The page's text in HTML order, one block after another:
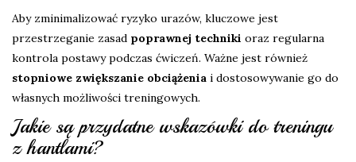
Aby zminimalizować ryzyko urazów, kluczowe jest
przestrzeganie zasad poprawnej techniki oraz regularna
kontrola postawy podczas ćwiczeń. Ważne jest również
stopniowe zwiększanie obciążenia i dostosowywanie go do
własnych możliwości treningowych.
Jakie są przydatne wskazówki do treningu
z hantlami?